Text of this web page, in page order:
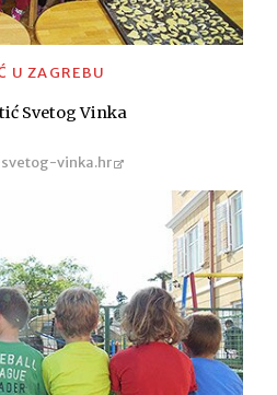
U ZAGREBU
Svetog Vinka
vinka.hr